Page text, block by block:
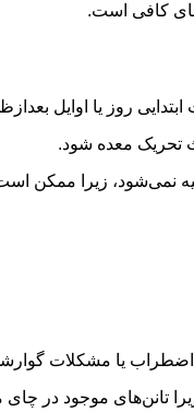
چای کافی است.
روز یا اوایل
تحریک معده شود.
نمی‌شود، زیرا ممکن
یا مشکلات
تانن‌های موجود در